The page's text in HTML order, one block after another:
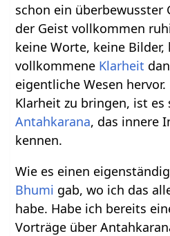
schon ein überbewusster
der Geist vollkommen
keine Worte, keine Bilder,
vollkommene Klarheit
eigentliche Wesen
Klarheit zu bringen, ist es
Antahkarana, das innere
kennen.
Wie es einen
Bhumi gab, wo ich das
habe. Habe ich bereits
Vorträge über